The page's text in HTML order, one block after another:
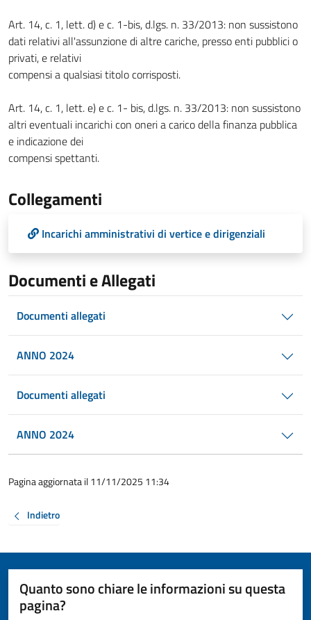
Art. 14, c. 1, lett. d) e c. 1-bis, d.lgs. n. 33/2013: non sussistono
dati relativi all'assunzione di altre cariche, presso enti pubblici o
privati, e relativi
compensi a qualsiasi titolo corrisposti.
Art. 14, c. 1, lett. e) e c. 1- bis, d.lgs. n. 33/2013: non sussistono
altri eventuali incarichi con oneri a carico della finanza pubblica
e indicazione dei
compensi spettanti.
Collegamenti
Incarichi amministrativi di vertice e dirigenziali
Documenti e Allegati
Documenti allegati
ANNO 2024
Documenti allegati
ANNO 2024
Pagina aggiornata il 11/11/2025 11:34
Indietro
Quanto sono chiare le informazioni su questa
pagina?